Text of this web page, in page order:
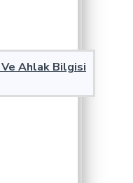
Ahlak Bilgisi